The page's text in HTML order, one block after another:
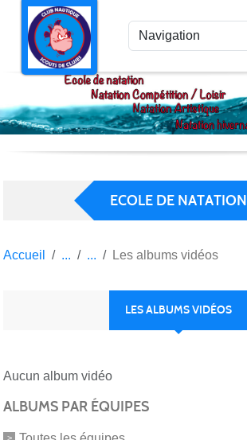
ECOLE DE NATATION
Accueil Les albums vidéos
LES ALBUMS VIDÉOS
Aucun album vidéo
ALBUMS PAR ÉQUIPES
Panneau de gestion des cookies